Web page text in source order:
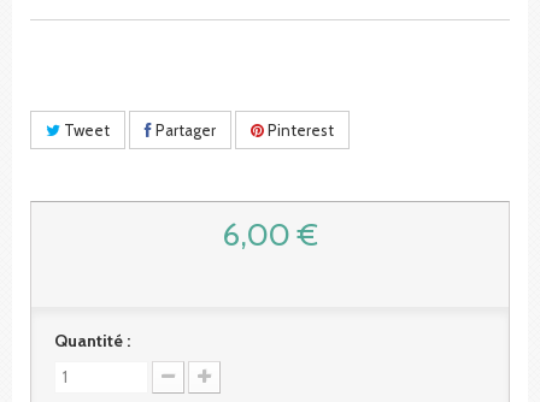
Tweet Partager Pinterest
6,00 €
Quantité :